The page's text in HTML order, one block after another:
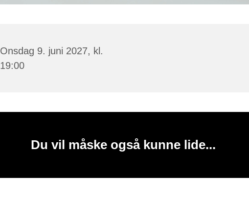
Onsdag 9. juni 2027, kl.
19:00
Du vil måske også kunne lide...